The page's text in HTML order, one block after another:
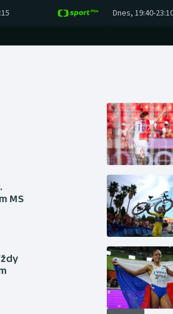
Dnes, 19:40-
MS